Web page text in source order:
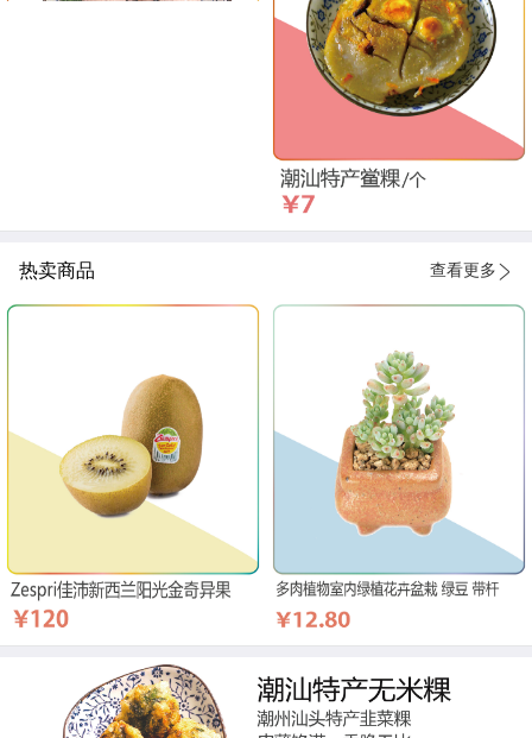
热卖商品 查看更多